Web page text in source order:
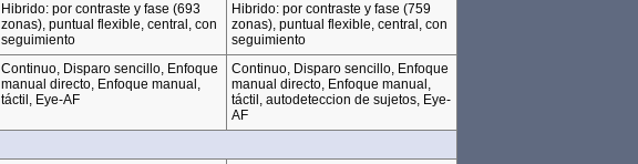
Hibrido: por contraste y fase (693
zonas), puntual flexible, central, con
seguimiento
Hibrido: por contraste y fase (759
zonas), puntual flexible, central, con
seguimiento
Continuo, Disparo sencillo, Enfoque
manual directo, Enfoque manual,
táctil, Eye-AF
Continuo, Disparo sencillo, Enfoque
manual directo, Enfoque manual,
táctil, autodeteccion de sujetos, Eye-
AF